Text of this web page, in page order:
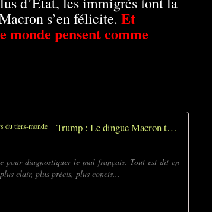
s’en félicite.Et
monde pensent comme
Trump : Le dingue Macron transforme la France en pays du tiers-monde
diagnostiquer le mal français. Tout est dit en
clair, plus précis, plus concis...